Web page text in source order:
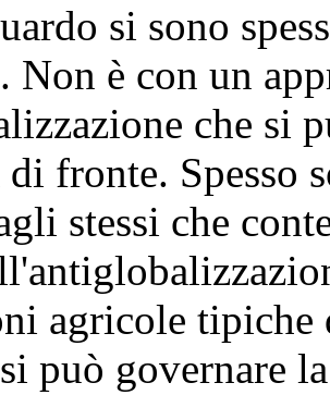
si sono
Non è con un
che si
di fronte. Spesso
stessi che
agricole tipiche
può governare